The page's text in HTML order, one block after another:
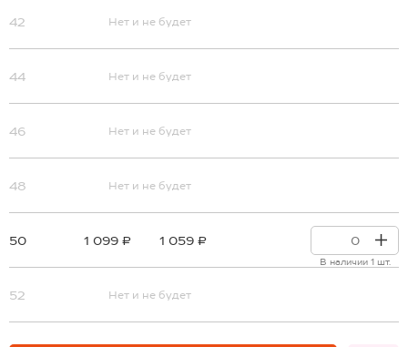
42 Нет и не будет
44 Нет и не будет
46 Нет и не будет
48 Нет и не будет
50 1 099 ₽ 1 059 ₽
В наличии 1 шт.
52 Нет и не будет